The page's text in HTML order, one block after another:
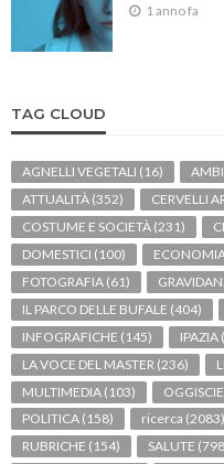
1 anno fa
TAG CLOUD
AGNELLI VEGETALI (16)
ATTUALITÀ (352) CERVELLI
COSTUME E SOCIETÀ (231)
DOMESTICI (100)
FOTOGRAFIA (61)
IL PARCO DELLE BUFALE (404)
INFOGRAFICHE (145) IPAZIA
LA VOCE DEL MASTER (236)
MULTIMEDIA (103)
POLITICA (158) ricerca (2083)
RUBRICHE (154) SALUTE